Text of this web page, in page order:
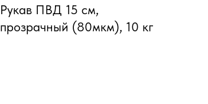
Рукав ПВД 15 см,
прозрачный (80мкм), 10 кг